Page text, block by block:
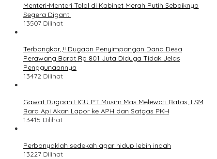
Menteri-Menteri Tolol di Kabinet Merah Putih Sebaiknya
Segera Diganti
13507 Dilihat
Terbongkar,,!! Dugaan Penyimpangan Dana Desa
Perawang Barat Rp 801 Juta Diduga Tidak Jelas
Penggunaannya
13472 Dilihat
Gawat Dugaan HGU PT Musim Mas Melewati Batas, LSM
Bara Api Akan Lapor ke APH dan Satgas PKH
13415 Dilihat
Perbanyaklah sedekah agar hidup lebih indah
13227 Dilihat